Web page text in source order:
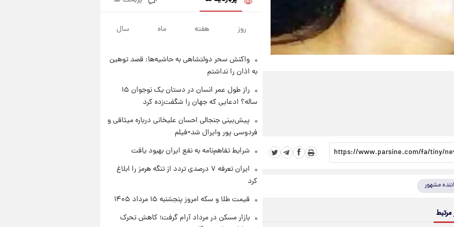
مشهور
مرتبط
فال قهوه روزانه پنجشنبه ۱۵ مرداد
ماه ۱۴۰۵
۱ روز پیش
چهارشنبه ۱۴ مرداد + جدول
۱ روز پیش
تولید سایپا؛ نام خودرو، مبلغ پیش
پرداخت و زمان تحویل | سود
مشارکت چند درصد است؟
روز هفته ماه سال
واکنش سحر دولتشاهی به حاشیه‌ها: قصد توهین
به اذان را نداشتم
راز طول عمر انسان در دستان یک نوجوان ۱۵
ساله؟ ادعایی که جهان را شگفت‌زده کرد
پیش‌بینی جنجالی احسان علیخانی درباره میثاقی و
فردوسی پور وایرال شد+فیلم
شرایط تفاهم‌نامه به نفع ایران بهبود یافت
ایران تعرفه ۷ درصدی تردد از تنگه هرمز را ابلاغ
کرد
قیمت طلا و سکه امروز پنجشنبه ۱۵ مرداد ۱۴۰۵
بازار مسکن در مرداد آرام گرفت؛ کاهش تحرک